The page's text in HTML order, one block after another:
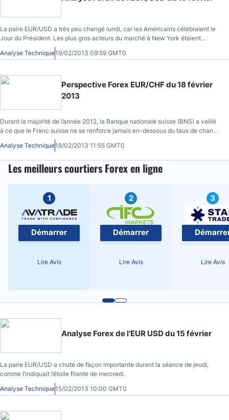
La paire EUR/USD a très peu changé lundi, car les Américains célébraient le
Jour du Président. Les plus gros acteurs du marché à New York étaient
clairement en congé, aussi peu de choses peuvent être analysées à partir de
la fluctuation du cours.
Analyse Technique19/02/2013 09:59 GMT0
Perspective Forex EUR/CHF du 18 février
2013
Durant la majorité de l’année 2012, la Banque nationale suisse (BNS) a veillé
à ce que le Franc suisse ne se renforce jamais en-dessous du taux de change
acceptable de 1.20 face à l’euro.
Analyse Technique18/02/2013 11:55 GMT0
Les meilleurs courtiers Forex en ligne
1
Démarrer
Lire Avis
2
Démarrer
Lire Avis
3
Lire Avis
Analyse Forex de l’EUR USD du 15 février
La paire EUR/USD a chuté de façon importante durant la séance de jeudi,
comme l’indiquait l’étoile filante de mercredi.
Analyse Technique15/02/2013 10:00 GMT0